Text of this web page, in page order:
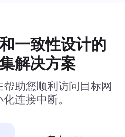
一致性设计的
解决方案
助您顺利访问目标网
连接中断。